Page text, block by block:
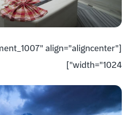
align="aligncenter"
width="1024"]